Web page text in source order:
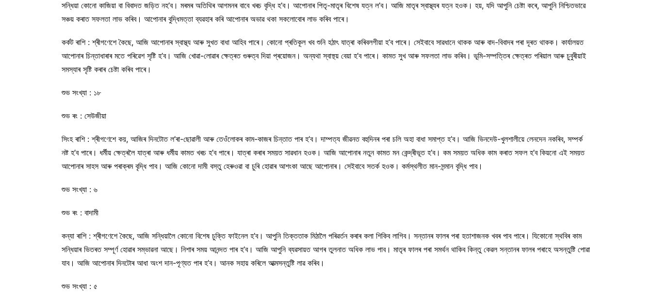
সন্ধিয়া কোনো কাজিয়া বা বিবাদত জড়িত নহ’ব। মৰমৰ অতিথিৰ আগমনৰ বাবে খৰচ বৃদ্ধি হ’ব। আপোনাৰ পিতৃ-মাতৃৰ বিশেষ যত্ন ল’ব। আজি মাতৃৰ স্বাস্থ্যৰ যত্ন হওক। হয়, যদি আপুনি চেষ্টা কৰে, আপুনি নিশ্চিতভাৱে
সঞ্চয় কৰাত সফলতা লাভ কৰিব। আপোনাৰ বুদ্ধিমত্তা ব্যৱহাৰ কৰি আপোনাৰ অভাৱ থকা সকলোবোৰ লাভ কৰিব পাৰে।
কৰ্কট ৰাশি : শ্ৰীগণেশে কৈছে, আজি আপোনাৰ স্বাস্থ্য আৰু সুখত বাধা আহিব পাৰে। কোনো প্ৰতিকূল খব শুনি হঠাৎ যাত্ৰা কৰিবলগীয়া হ’ব পাৰে। সেইবাবে সাৱধানে থাকক আৰু বাদ-বিবাদৰ পৰা দূৰত থাকক। কাৰ্যালয়ত
আপোনাৰ চিন্তাধাৰাৰ মতে পৰিৱেশ সৃষ্টি হ’ব। আজি খোৱা-লোৱাৰ ক্ষেত্ৰত গুৰুত্ব দিয়া প্ৰয়োজন। অন্যথা স্বাস্থ্য় বেয়া হ’ব পাৰে। কামত সুখ আৰু সফলতা লাভ কৰিব। ভূমি-সম্পত্তিৰ ক্ষেত্ৰত পৰিয়াল আৰু চুবুৰীয়াই
সমস্যাৰ সৃষ্টি কৰাৰ চেষ্টা কৰিব পাৰে।
শুভ সংখ্যা : ১৮
শুভ ৰং : সেউজীয়া
সিংহ ৰাশি : শ্ৰীগণেশে কয়, আজিৰ দিনটোত ল’ৰা-ছোৱালী আৰু তেওঁলোকৰ কাম-কাজৰ চিন্তাত পাৰ হ’ব। দাম্পত্য জীৱনত বহুদিনৰ পৰা চলি অহা বাধা সমাপ্ত হ’ব। আজি ভিনদেউ-খুলশালীয়ে লেনদেন নকৰিব, সম্পৰ্ক
নষ্ট হ’ব পাৰে। ধৰ্মীয় ক্ষেত্ৰলৈ যাত্ৰা আৰু ধৰ্মীয় কামত খৰচ হ’ব পাৰে। যাত্ৰা কৰাৰ সময়ত সাৱধান হওক। আজি আপোনাৰ নতুন কামত মন কেন্দ্ৰীভূত হ’ব। কম সময়ত অধিক কাম কৰাত সফল হ’ব কিয়নো এই সময়ত
আপোনাৰ সাহস আৰু পৰাক্ৰম বৃদ্ধি পাব। আজি কোনো দামী বস্তু হেৰুওৱা বা চুৰি হোৱাৰ আশংকা আছে আপোনাৰ। সেইবাবে সতৰ্ক হওক। কৰ্মস্থলীত মান-সন্মান বৃদ্ধি পাব।
শুভ সংখ্যা : ৬
শুভ ৰং : বাদামী
কন্যা ৰাশি : শ্ৰীগণেশে কৈছে, আজি সন্ধিয়ালৈ কোনো বিশেষ চুক্তি ফাইনেল হ’ব। আপুনি তিক্ততাক মিঠালৈ পৰিৱৰ্তন কৰাৰ কলা শিকিব লাগিব। সন্তানৰ ফালৰ পৰা হতাশাজনক খবৰ পাব পাৰে। যিকোনো স্থবিৰ কাম
সন্ধিয়াৰ ভিতৰত সম্পূৰ্ণ হোৱাৰ সম্ভাৱনা আছে। নিশাৰ সময় আনন্দত পাৰ হ’ব। আজি আপুনি ব্যৱসায়ত আগৰ তুলনাত অধিক লাভ পাব। মাতৃৰ ফালৰ পৰা সমৰ্থন থাকিব কিন্তু কেৱল সন্তানৰ ফালৰ পৰাহে অসন্তুষ্টি পোৱা
যাব। আজি আপোনাৰ দিনটোৰ আধা অংশ দান-পূণ্যত পাৰ হ’ব। আনক সহায় কৰিলে আত্মসন্তুষ্টি লাৱ কৰিব।
শুভ সংখ্যা : ৫